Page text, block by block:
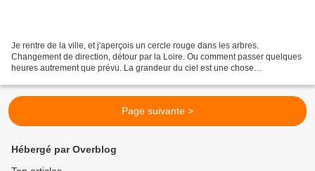
Je rentre de la ville, et j'aperçois un cercle rouge dans les arbres.
Changement de direction, détour par la Loire. Ou comment passer quelques
heures autrement que prévu. La grandeur du ciel est une chose
Page suivante >
Hébergé par Overblog